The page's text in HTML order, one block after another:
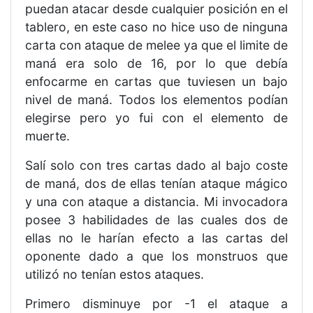
puedan atacar desde cualquier posición en el
tablero, en este caso no hice uso de ninguna
carta con ataque de melee ya que el limite de
maná era solo de 16, por lo que debía
enfocarme en cartas que tuviesen un bajo
nivel de maná. Todos los elementos podían
elegirse pero yo fui con el elemento de
muerte.
Salí solo con tres cartas dado al bajo coste
de maná, dos de ellas tenían ataque mágico
y una con ataque a distancia. Mi invocadora
posee 3 habilidades de las cuales dos de
ellas no le harían efecto a las cartas del
oponente dado a que los monstruos que
utilizó no tenían estos ataques.
Primero disminuye por -1 el ataque a